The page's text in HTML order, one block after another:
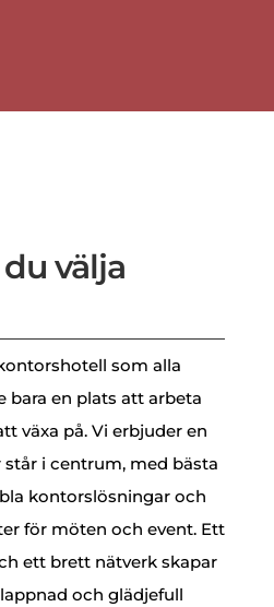
välja
som alla
bara en plats att arbeta
växa på. Vi erbjuder en
i centrum, med bästa
kontorslösningar och
för möten och event. Ett
ett brett nätverk skapar
och glädjefull